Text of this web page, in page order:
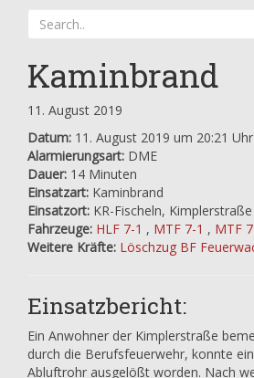
Kaminbrand
11. August 2019
Datum: 11. August 2019 um 20:21 Uhr
Alarmierungsart: DME
Dauer: 14 Minuten
Einsatzart: Kaminbrand
Einsatzort: KR-Fischeln, Kimplerstraße
Fahrzeuge: HLF 7-1 , MTF 7-1 , MTF
Weitere Kräfte: Löschzug BF
Einsatzbericht:
Ein Anwohner der Kimplerstraße
durch die Berufsfeuerwehr, konnte
Abluftrohr ausgelößt worden. Nach